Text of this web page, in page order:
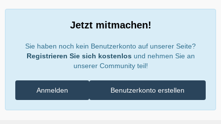
Jetzt mitmachen!
Sie haben noch kein Benutzerkonto auf unserer Seite?
Registrieren Sie sich kostenlos und nehmen Sie an
unserer Community teil!
Benutzerkonto erstellen
Anmelden